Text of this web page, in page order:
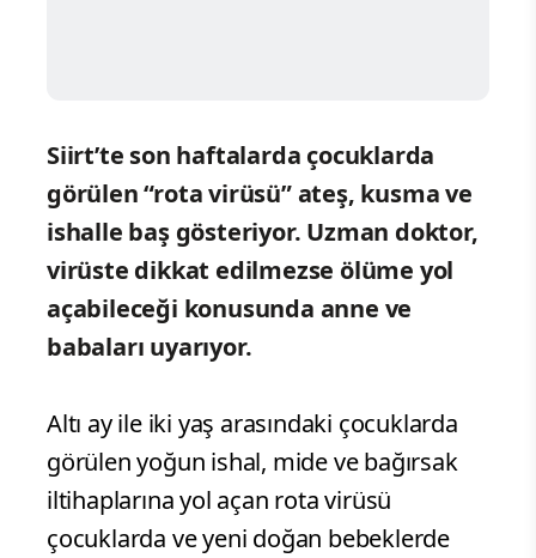
Siirt’te son haftalarda çocuklarda
görülen “rota virüsü” ateş, kusma ve
ishalle baş gösteriyor. Uzman doktor,
virüste dikkat edilmezse ölüme yol
açabileceği konusunda anne ve
babaları uyarıyor.
Altı ay ile iki yaş arasındaki çocuklarda
görülen yoğun ishal, mide ve bağırsak
iltihaplarına yol açan rota virüsü
çocuklarda ve yeni doğan bebeklerde